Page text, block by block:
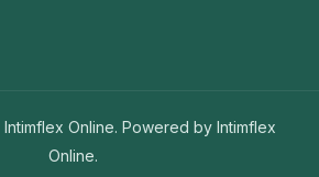
Online. Powered by Intimflex
Online.